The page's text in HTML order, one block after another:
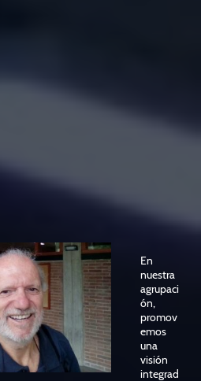
En
nuestra
agrupaci
ón,
promov
emos
una
visión
integrad